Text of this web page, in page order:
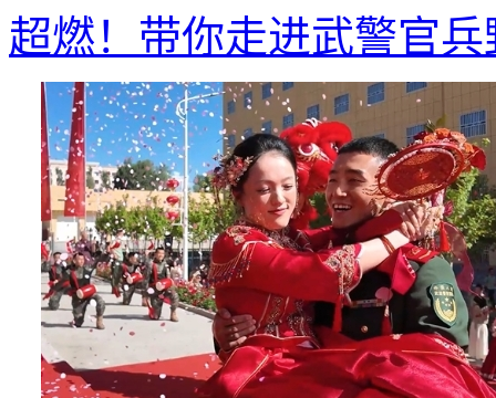
超燃！带你走进武警官